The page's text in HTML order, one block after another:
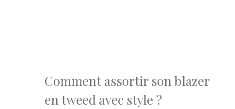
Comment assortir son blazer
en tweed avec style ?